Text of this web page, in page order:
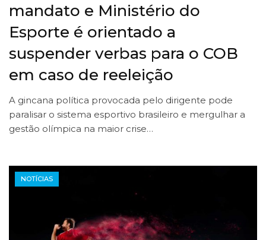
mandato e Ministério do
Esporte é orientado a
suspender verbas para o COB
em caso de reeleição
A gincana política provocada pelo dirigente pode
paralisar o sistema esportivo brasileiro e mergulhar a
gestão olímpica na maior crise…
NOTÍCIAS